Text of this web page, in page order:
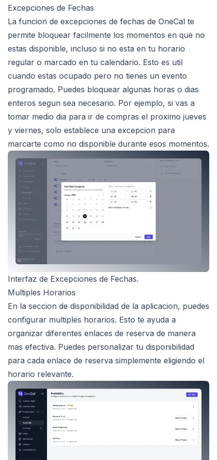
Excepciones de Fechas
La funcion de excepciones de fechas de OneCal te
permite bloquear facilmente los momentos en que no
estas disponible, incluso si no esta en tu horario
regular o marcado en tu calendario. Esto es util
cuando estas ocupado pero no tienes un evento
programado. Puedes bloquear algunas horas o dias
enteros segun sea necesario. Por ejemplo, si vas a
tomar medio dia para ir de compras el proximo jueves
y viernes, solo establece una excepcion para
marcarte como no disponible durante esos momentos.
Interfaz de Excepciones de Fechas.
Multiples Horarios
En la seccion de disponibilidad de la aplicacion, puedes
configurar multiples horarios. Esto te ayuda a
organizar diferentes enlaces de reserva de manera
mas efectiva. Puedes personalizar tu disponibilidad
para cada enlace de reserva simplemente eligiendo el
horario relevante.